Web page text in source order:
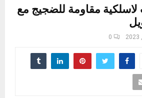
مقاومة للضجيج مع
0